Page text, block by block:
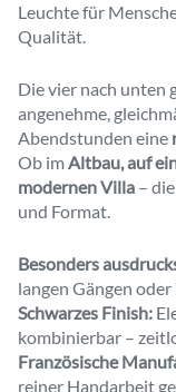
Leuchte für
Qualität.
Die vier nach unten
angenehme,
Abendstunden eine
Ob imAltbau, auf
modernen Villa –
und Format.
Besonders
langen Gängen
Schwarzes Finish:
kombinierbar –
Französische
reiner Handarbeit